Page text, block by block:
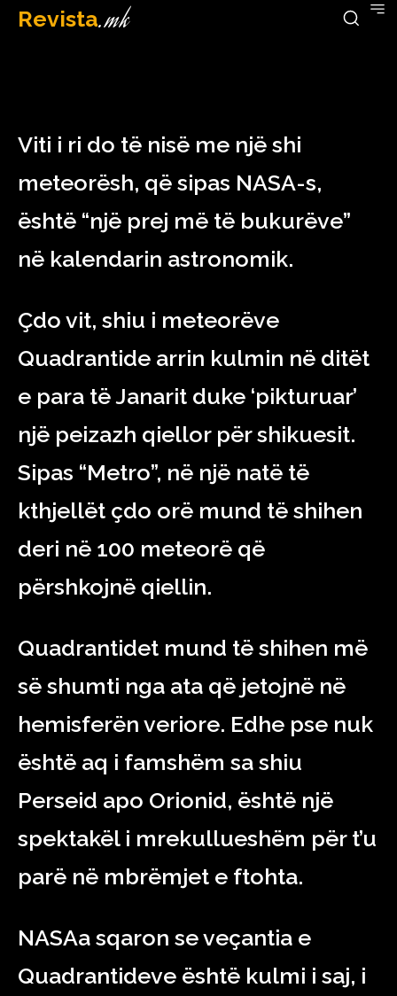
Revista.mk
December 30, 2022
Viti i ri do të nisë me një shi
meteorësh, që sipas NASA-s,
është “një prej më të bukurëve”
në kalendarin astronomik.
Çdo vit, shiu i meteorëve
Quadrantide arrin kulmin në ditët
e para të Janarit duke ‘pikturuar’
një peizazh qiellor për shikuesit.
Sipas “Metro”, në një natë të
kthjellët çdo orë mund të shihen
deri në 100 meteorë që
përshkojnë qiellin.
Quadrantidet mund të shihen më
së shumti nga ata që jetojnë në
hemisferën veriore. Edhe pse nuk
është aq i famshëm sa shiu
Perseid apo Orionid, është një
spektakël i mrekullueshëm për t’u
parë në mbrëmjet e ftohta.
NASAa sqaron se veçantia e
Quadrantideve është kulmi i saj, i